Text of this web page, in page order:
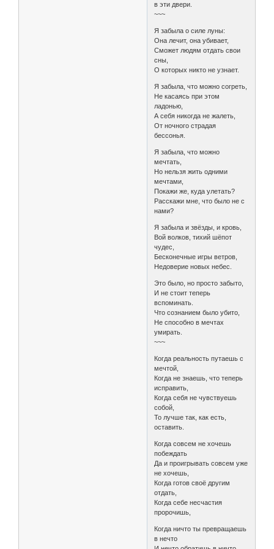
в эти двери.
~~~
Я забыла о силе луны:
Она лечит, она убивает,
Сможет людям отдать свои
сны,
О которых никто не узнает.
Я забыла, что можно согреть,
Не касаясь при этом
ладонью,
А себя никогда не жалеть,
От ночного страдая
бессонья.
Я забыла, что можно
мечтать,
Но нельзя жить одними
мечтами,
Покажи же, куда улетать?
Расскажи мне, что было не с
нами?
Я забыла и звёзды, и кровь,
Вой волков, тихий шёпот
чудес,
Бесконечные игры ветров,
Недоверие новых небес.
Это было, но просто забыто,
И не стоит теперь
вспоминать.
Что сознанием было убито,
Не способно в мечтах
умирать.
~~~
Когда реальность путаешь с
мечтой,
Когда не знаешь, что теперь
исправить,
Когда себя не чувствуешь
собой,
То лучше так, как есть,
оставить.
Когда совсем не хочешь
побеждать
Да и проигрывать совсем уже
не хочешь,
Когда готов своё другим
отдать,
Когда себе несчастия
пророчишь,
Когда ничто ты превращаешь
в нечто